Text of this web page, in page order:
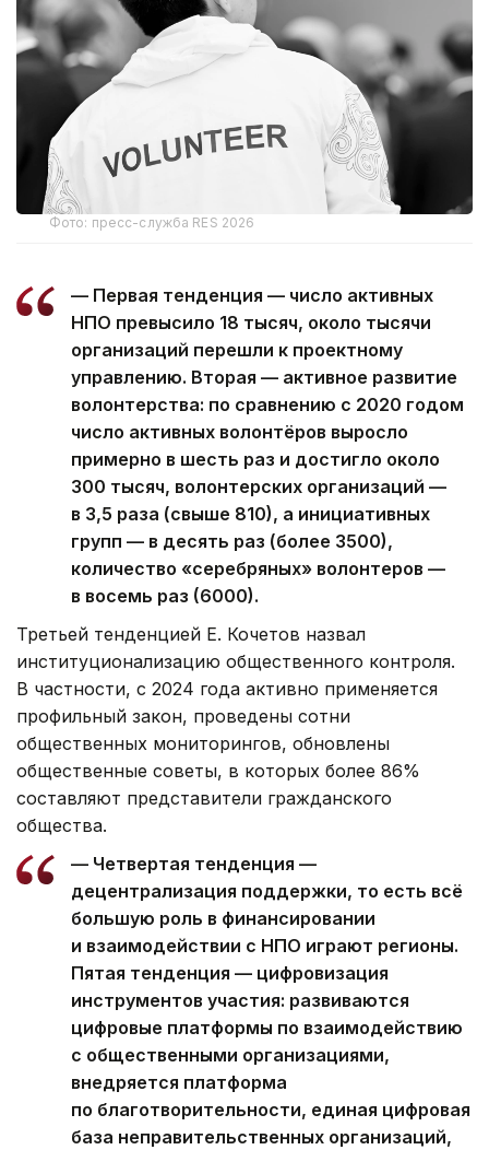
Фото: пресс-служба RES 2026
— Первая тенденция — число активных
НПО превысило 18 тысяч, около тысячи
организаций перешли к проектному
управлению. Вторая — активное развитие
волонтерства: по сравнению с 2020 годом
число активных волонтёров выросло
примерно в шесть раз и достигло около
300 тысяч, волонтерских организаций —
в 3,5 раза (свыше 810), а инициативных
групп — в десять раз (более 3500),
количество «серебряных» волонтеров —
в восемь раз (6000).
Третьей тенденцией Е. Кочетов назвал
институционализацию общественного контроля.
В частности, с 2024 года активно применяется
профильный закон, проведены сотни
общественных мониторингов, обновлены
общественные советы, в которых более 86%
составляют представители гражданского
общества.
— Четвертая тенденция —
децентрализация поддержки, то есть всё
большую роль в финансировании
и взаимодействии с НПО играют регионы.
Пятая тенденция — цифровизация
инструментов участия: развиваются
цифровые платформы по взаимодействию
с общественными организациями,
внедряется платформа
по благотворительности, единая цифровая
база неправительственных организаций,